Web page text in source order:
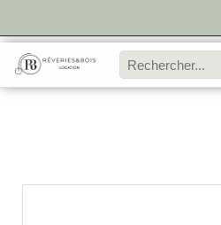
Pour toute demande de